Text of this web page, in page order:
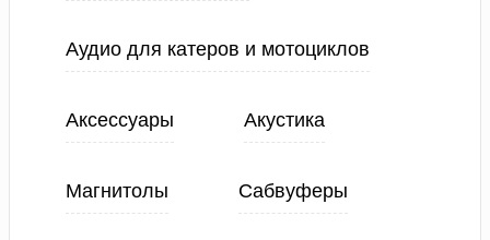
Аудио для катеров и мотоциклов
Аксессуары Акустика
Магнитолы Сабвуферы